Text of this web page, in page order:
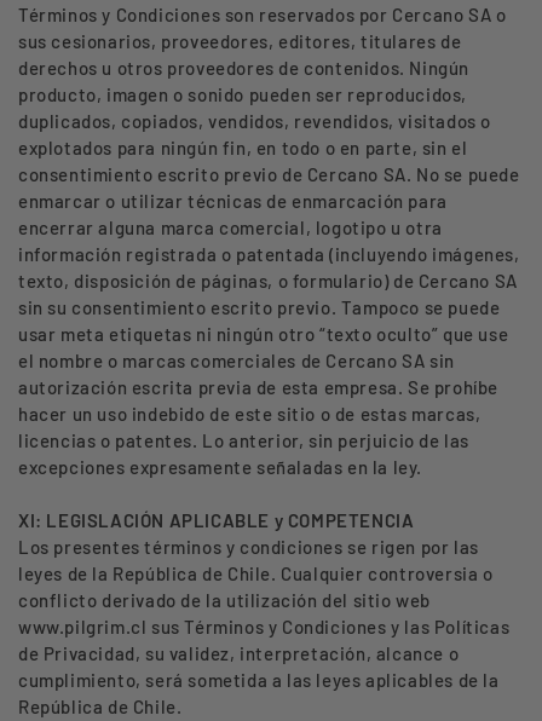
Términos y Condiciones son reservados por Cercano SA o
sus cesionarios, proveedores, editores, titulares de
derechos u otros proveedores de contenidos. Ningún
producto, imagen o sonido pueden ser reproducidos,
duplicados, copiados, vendidos, revendidos, visitados o
explotados para ningún fin, en todo o en parte, sin el
consentimiento escrito previo de Cercano SA. No se puede
enmarcar o utilizar técnicas de enmarcación para
encerrar alguna marca comercial, logotipo u otra
información registrada o patentada (incluyendo imágenes,
texto, disposición de páginas, o formulario) de Cercano SA
sin su consentimiento escrito previo. Tampoco se puede
usar meta etiquetas ni ningún otro “texto oculto” que use
el nombre o marcas comerciales de Cercano SA sin
autorización escrita previa de esta empresa. Se prohíbe
hacer un uso indebido de este sitio o de estas marcas,
licencias o patentes. Lo anterior, sin perjuicio de las
excepciones expresamente señaladas en la ley.
XI: LEGISLACIÓN APLICABLE y COMPETENCIA
Los presentes términos y condiciones se rigen por las
leyes de la República de Chile. Cualquier controversia o
conflicto derivado de la utilización del sitio web
www.pilgrim.cl sus Términos y Condiciones y las Políticas
de Privacidad, su validez, interpretación, alcance o
cumplimiento, será sometida a las leyes aplicables de la
República de Chile.